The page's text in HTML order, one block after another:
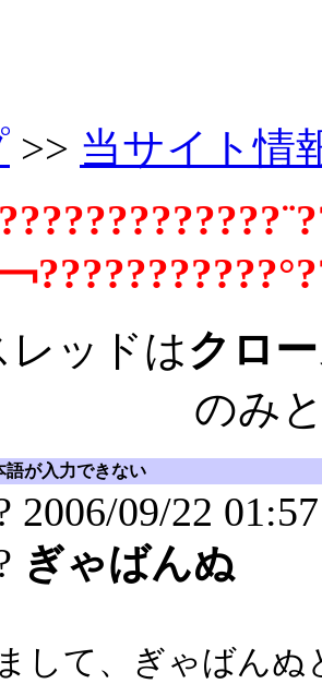
>> 当サイト情
レッドはクロ
のみ
語が入力できない
2006/09/22 01:57
ぎゃばんぬ
して、ぎゃばんぬ